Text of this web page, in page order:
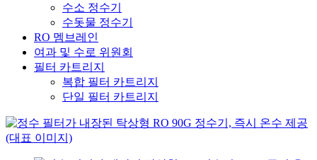
수소 정수기
수돗물 정수기
RO 멤브레인
여과 및 수로 위원회
필터 카트리지
복합 필터 카트리지
단일 필터 카트리지